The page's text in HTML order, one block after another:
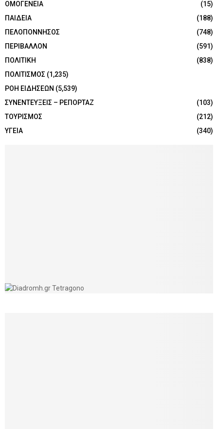
ΟΜΟΓΕΝΕΙΑ
(15)
ΠΑΙΔΕΙΑ
(188)
ΠΕΛΟΠΟΝΝΗΣΟΣ
(748)
ΠΕΡΙΒΑΛΛΟΝ
(591)
ΠΟΛΙΤΙΚΗ
(838)
ΠΟΛΙΤΙΣΜΟΣ (1,235)
ΡΟΗ ΕΙΔΗΣΕΩΝ (5,539)
ΣΥΝΕΝΤΕΥΞΕΙΣ – ΡΕΠΟΡΤΑΖ
(103)
ΤΟΥΡΙΣΜΟΣ
(212)
ΥΓΕΙΑ
(340)